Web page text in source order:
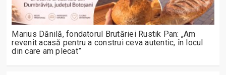
Marius Dănilă, fondatorul Brutăriei Rustik Pan: „Am
revenit acasă pentru a construi ceva autentic, în locul
din care am plecat”